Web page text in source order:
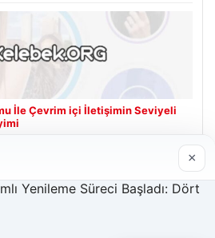
İle Çevrim içi İletişimin Seviyeli
×